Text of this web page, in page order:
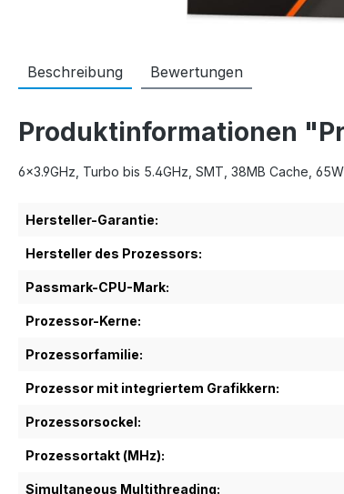
Beschreibung Bewertungen
Produktinformationen
6x3.9GHz, Turbo bis 5.4GHz, SMT, 38MB Cache,
Hersteller-Garantie:
Hersteller des Prozessors:
Passmark-CPU-Mark:
Prozessor-Kerne:
Prozessorfamilie:
Prozessor mit integriertem Grafikkern:
Prozessorsockel:
Prozessortakt (MHz):
Simultaneous Multithreading: